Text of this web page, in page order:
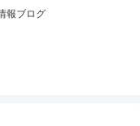
報ブログ